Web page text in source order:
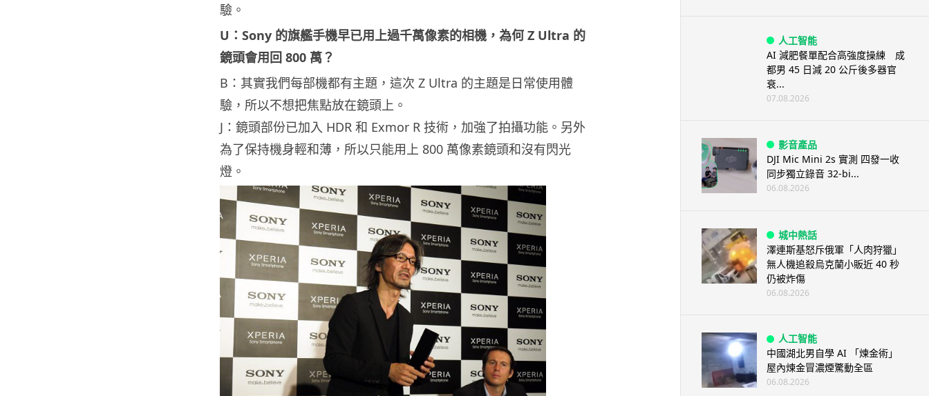
驗。
U：Sony 的旗艦手機早已用上過千萬像素的相機，為何 Z Ultra 的
鏡頭會用回 800 萬？
B：其實我們每部機都有主題，這次 Z Ultra 的主題是日常使用體
驗，所以不想把焦點放在鏡頭上。
J：鏡頭部份已加入 HDR 和 Exmor R 技術，加強了拍攝功能。另外
為了保持機身輕和薄，所以只能用上 800 萬像素鏡頭和沒有閃光
燈。
人工智能
AI 減肥餐單配合高強度操練 成
都男 45 日減 20 公斤後多器官
衰...
07.08.2026
影音產品
DJI Mic Mini 2s 實測 四發一收
同步獨立錄音 32-bi...
06.08.2026
城中熱話
澤連斯基怒斥俄軍「人肉狩獵」
無人機追殺烏克蘭小販近 40 秒
仍被炸傷
06.08.2026
人工智能
中國湖北男自學 AI 「煉金術」
屋內煉金冒濃煙驚動全區
06.08.2026